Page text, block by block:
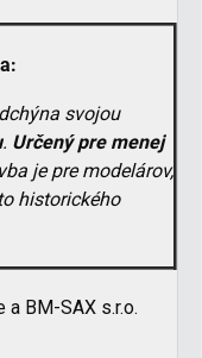
svojou
. Určený pre menej
je pre modelárov,
historického
BM-SAX s.r.o.